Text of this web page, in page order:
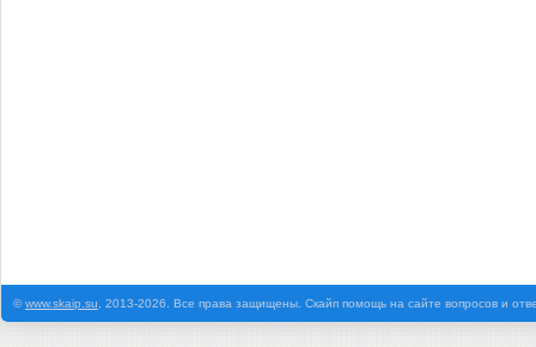
©www.skaip.su , 2013-2026. Все права защищены. Скайп помощь на сайте вопросов и